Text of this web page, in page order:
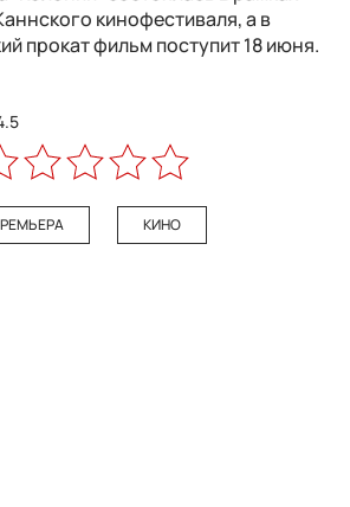
кинофестиваля, а в
прокат фильм поступит 18 июня.
КИНО